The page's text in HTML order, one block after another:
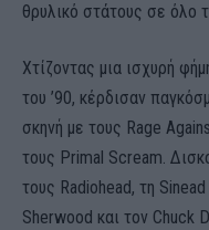
θρυλικό στάτους σε όλο
Χτίζοντας μια ισχυρή
του ’90, κέρδισαν
σκηνή με τους Rage
τους Primal Scream.
τους Radiohead, τη
Sherwood και τον Chuck